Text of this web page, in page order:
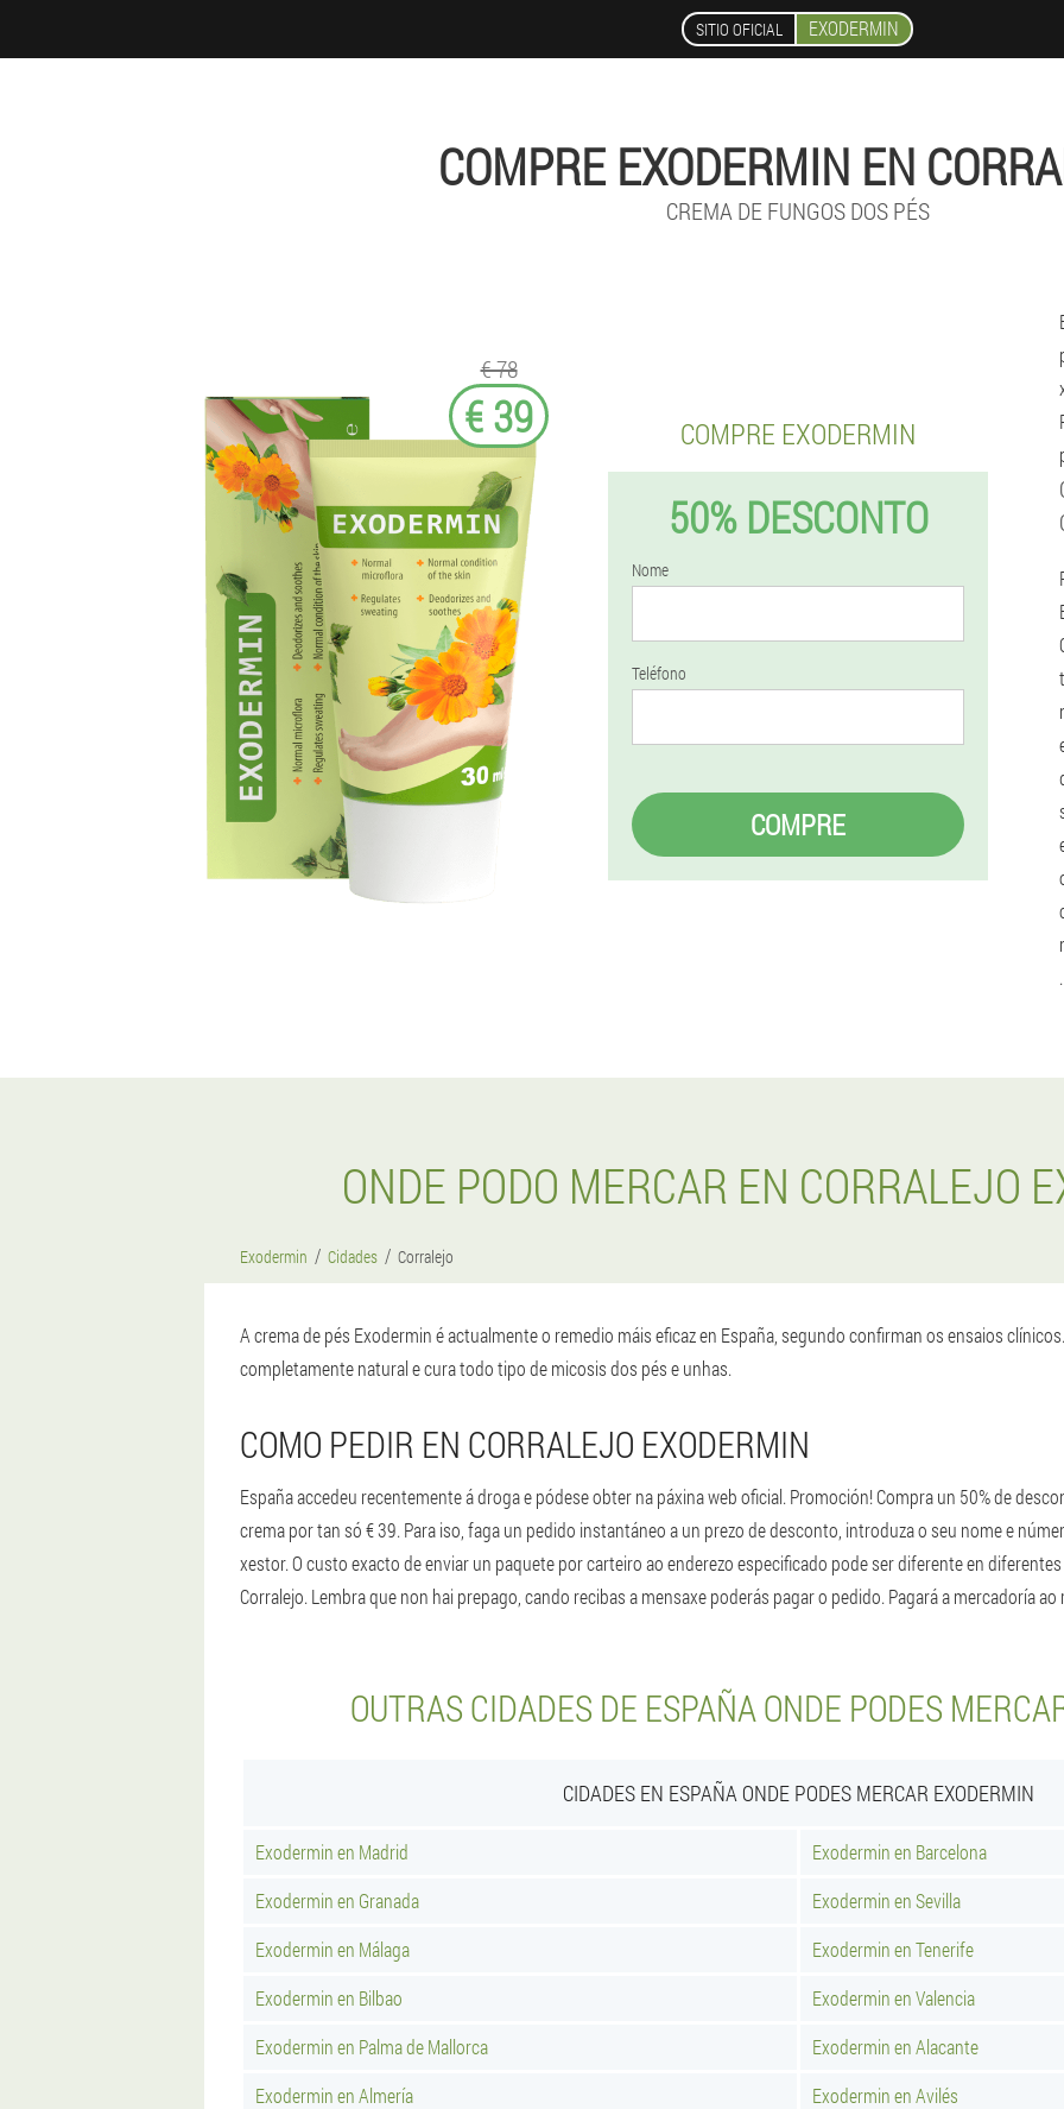
SITIO OFICIAL EXODERMIN
COMPRE EXODERMIN EN
CREMA DE FUNGOS DOS PÉS
€ 78
€ 39 COMPRE EXODERMIN
50% DESCONTO
Nome
Teléfono
COMPRE
ONDE PODO MERCAR EN CORRALEJO
Exodermin Cidades Corralejo
A crema de pés Exodermin é actualmente o remedio máis eficaz en España, segundo confirman os ensaios
completamente natural e cura todo tipo de micosis dos pés e unhas.
COMO PEDIR EN CORRALEJO EXODERMIN
España accedeu recentemente á droga e pódese obter na páxina web oficial. Promoción! Compra un 50% de
crema por tan só € 39. Para iso, faga un pedido instantáneo a un prezo de desconto, introduza o seu nome e
xestor. O custo exacto de enviar un paquete por carteiro ao enderezo especificado pode ser diferente en
Corralejo. Lembra que non hai prepago, cando recibas a mensaxe poderás pagar o pedido. Pagará a mercadoría
OUTRAS CIDADES DE ESPAÑA ONDE PODES
CIDADES EN ESPAÑA ONDE PODES MERCAR EXODERMIN
Exodermin en Madrid
Exodermin en Barcelona
Exodermin en Granada
Exodermin en Sevilla
Exodermin en Málaga
Exodermin en Tenerife
Exodermin en Bilbao
Exodermin en Valencia
Exodermin en Palma de Mallorca
Exodermin en Alacante
Exodermin en Almería
Exodermin en Avilés